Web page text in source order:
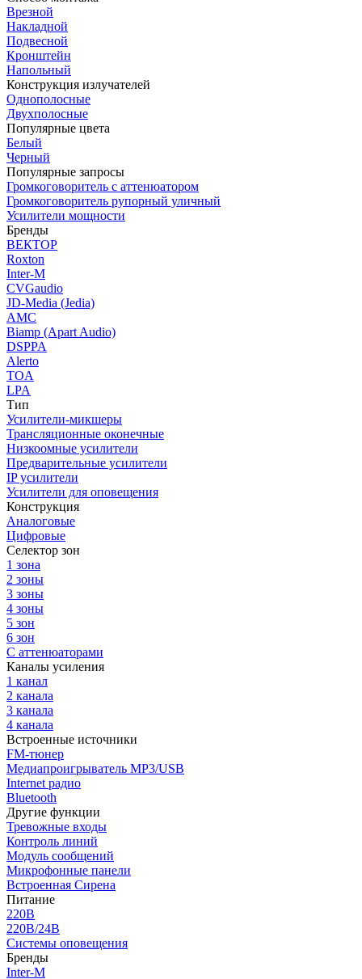
Врезной
Накладной
Подвесной
Кронштейн
Напольный
Конструкция излучателей
Однополосные
Двухполосные
Популярные цвета
Белый
Черный
Популярные запросы
Громкоговоритель с аттенюатором
Громкоговоритель рупорный уличный
Усилители мощности
Бренды
ВЕКТОР
Roxton
Inter-M
CVGaudio
JD-Media (Jedia)
AMC
Biamp (Apart Audio)
DSPPA
Alerto
TOA
LPA
Тип
Усилители-микшеры
Трансляционные оконечные
Низкоомные усилители
Предварительные усилители
IP усилители
Усилители для оповещения
Конструкция
Аналоговые
Цифровые
Селектор зон
1 зона
2 зоны
3 зоны
4 зоны
5 зон
6 зон
С аттенюаторами
Каналы усиления
1 канал
2 канала
3 канала
4 канала
Встроенные источники
FM-тюнер
Медиапроигрыватель MP3/USB
Internet радио
Bluetooth
Другие функции
Тревожные входы
Контроль линий
Модуль сообщений
Микрофонные панели
Встроенная Сирена
Питание
220В
220В/24В
Системы оповещения
Бренды
Inter-M